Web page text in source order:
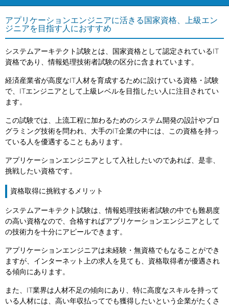
アプリケーションエンジニアに活きる国家資格、上級エン
ジニアを目指す人におすすめ
システムアーキテクト試験とは、国家資格として認定されているIT
資格であり、情報処理技術者試験の区分に含まれています。
経済産業省が高度なIT人材を育成するために設けている資格・試験
で、ITエンジニアとして上級レベルを目指したい人に注目されてい
ます。
この試験では、上流工程に加わるためのシステム開発の設計やプロ
グラミング技術を問われ、大手のIT企業の中には、この資格を持っ
ている人を優遇することもあります。
アプリケーションエンジニアとして入社したいのであれば、是非、
挑戦したい資格です。
資格取得に挑戦するメリット
システムアーキテクト試験は、情報処理技術者試験の中でも難易度
の高い資格なので、合格すればアプリケーションエンジニアとして
の技術力を十分にアピールできます。
アプリケーションエンジニアは未経験・無資格でもなることができ
ますが、インターネット上の求人を見ても、資格取得者が優遇され
る傾向にあります。
また、IT業界は人材不足の傾向にあり、特に高度なスキルを持って
いる人材には、高い年収払ってでも獲得したいという企業がたくさ